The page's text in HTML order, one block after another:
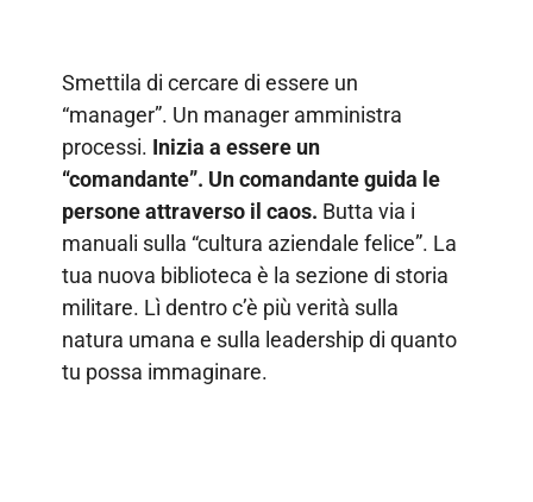
Smettila di cercare di essere un
“manager”. Un manager amministra
processi. Inizia a essere un
“comandante”. Un comandante guida le
persone attraverso il caos. Butta via i
manuali sulla “cultura aziendale felice”. La
tua nuova biblioteca è la sezione di storia
militare. Lì dentro c’è più verità sulla
natura umana e sulla leadership di quanto
tu possa immaginare.